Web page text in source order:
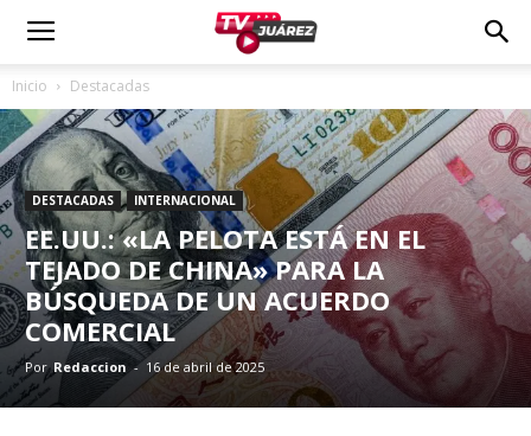
Inicio Destacadas
DESTACADAS INTERNACIONAL
EE.UU.: «LA PELOTA ESTÁ EN EL
TEJADO DE CHINA» PARA LA
BÚSQUEDA DE UN ACUERDO
COMERCIAL
Por Redaccion - 16 de abril de 2025